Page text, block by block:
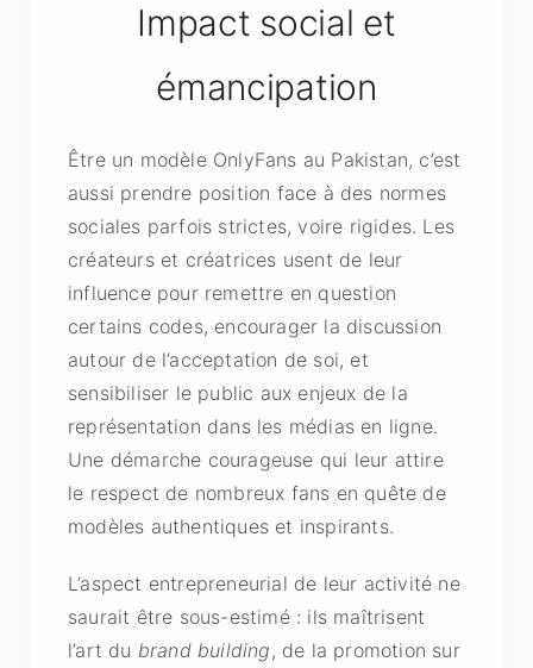
Impact social et
émancipation
Être un modèle OnlyFans au Pakistan, c’est
aussi prendre position face à des normes
sociales parfois strictes, voire rigides. Les
créateurs et créatrices usent de leur
influence pour remettre en question
certains codes, encourager la discussion
autour de l’acceptation de soi, et
sensibiliser le public aux enjeux de la
représentation dans les médias en ligne.
Une démarche courageuse qui leur attire
le respect de nombreux fans en quête de
modèles authentiques et inspirants.
L’aspect entrepreneurial de leur activité ne
saurait être sous-estimé : ils maîtrisent
l’art du brand building, de la promotion sur